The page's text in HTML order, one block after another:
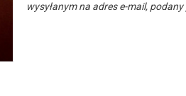
wysyłanym na adres e-mail,